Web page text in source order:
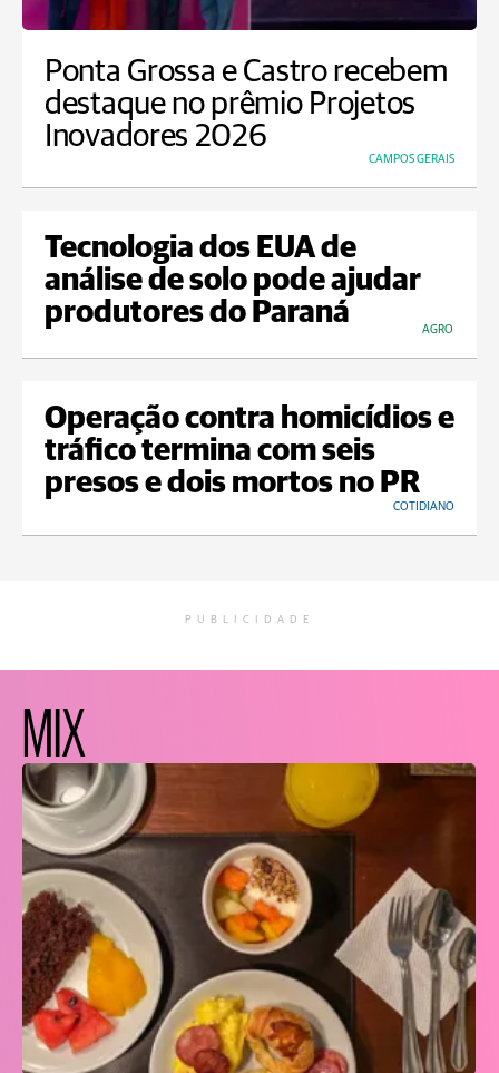
Ponta Grossa e Castro recebem
destaque no prêmio Projetos
Inovadores 2026
CAMPOS GERAIS
Tecnologia dos EUA de
análise de solo pode ajudar
produtores do Paraná
AGRO
Operação contra homicídios e
tráfico termina com seis
presos e dois mortos no PR
COTIDIANO
PUBLICIDADE
MIX